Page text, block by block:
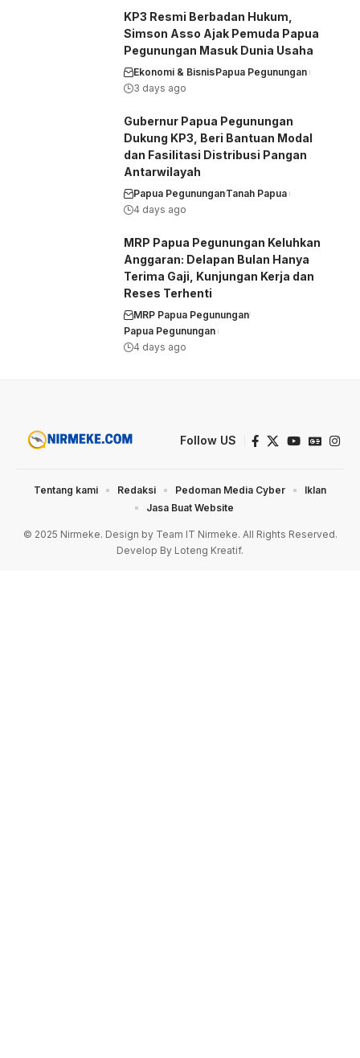
KP3 Resmi Berbadan Hukum,
Simson Asso Ajak Pemuda Papua
Pegunungan Masuk Dunia Usaha
Ekonomi & BisnisPapua Pegunungan
3 days ago
Gubernur Papua Pegunungan
Dukung KP3, Beri Bantuan Modal
dan Fasilitasi Distribusi Pangan
Antarwilayah
Papua PegununganTanah Papua
4 days ago
MRP Papua Pegunungan Keluhkan
Anggaran: Delapan Bulan Hanya
Terima Gaji, Kunjungan Kerja dan
Reses Terhenti
MRP Papua Pegunungan
Papua Pegunungan
4 days ago
Follow US
© 2025 Nirmeke. Design by Team IT Nirmeke. All Rights Reserved.
Develop By Loteng Kreatif.
Tentang kami Redaksi Pedoman Media Cyber
Iklan
Jasa Buat Website